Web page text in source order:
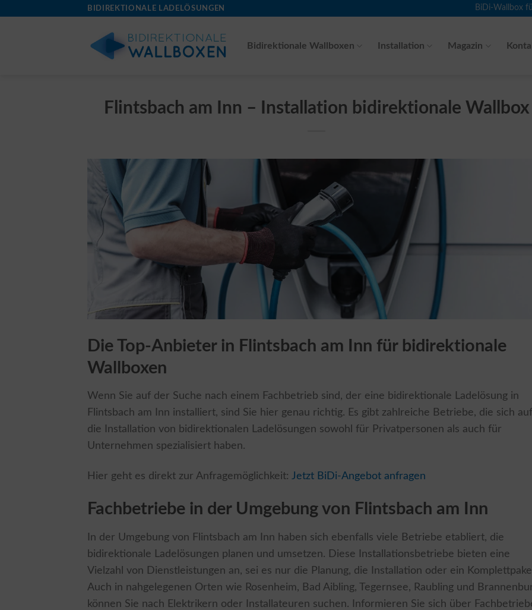
BIDIREKTIONALE LADELÖSUNGEN BiDi-Wallbox
Bidirektionale Wallboxen Installation Magazin
Flintsbach am Inn – Installation bidirektionale Wallbox
Die Top-Anbieter in Flintsbach am Inn für bidirektionale
Wallboxen
Wenn Sie auf der Suche nach einem Fachbetrieb sind, der eine bidirektionale Ladelösung in
Flintsbach am Inn installiert, sind Sie hier genau richtig. Es gibt zahlreiche Betriebe, die sich auf
die Installation von bidirektionalen Ladelösungen sowohl für Privatpersonen als auch für
Unternehmen spezialisiert haben.
Hier geht es direkt zur Anfragemöglichkeit: Jetzt BiDi-Angebot anfragen
Fachbetriebe in der Umgebung von Flintsbach am Inn
In der Umgebung von Flintsbach am Inn haben sich ebenfalls viele Betriebe etabliert, die
bidirektionale Ladelösungen planen und umsetzen. Diese Installationsbetriebe bieten eine
Vielzahl von Dienstleistungen an, sei es nur die Planung, die Installation oder ein
Auch in nahgelegenen Orten wie Rosenheim, Bad Aibling, Tegernsee, Raubling und
können Sie nach Elektrikern oder Installateuren suchen. Informieren Sie sich über